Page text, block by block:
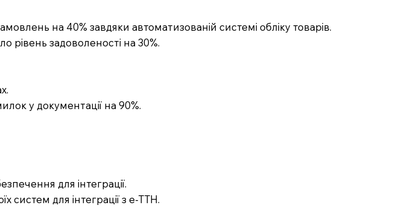
на 40% завдяки автоматизованій системі обліку товарів.
рівень задоволеності на 30%.
у документації на 90%.
для інтеграції.
систем для інтеграції з е-ТТН.